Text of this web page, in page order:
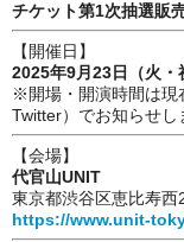
チケット第1次抽選販
【開催日】
2025年9月23日（火・
※開場・開演時間は現
Twitter）でお知らせし
【会場】
代官山UNIT
東京都渋谷区恵比寿
https://www.unit-